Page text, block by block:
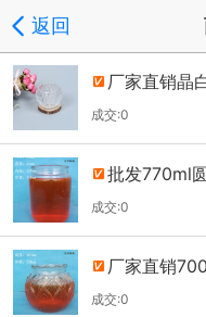
返回
厂家直销晶
成交:0
批发770ml
成交:0
厂家直销
成交:0